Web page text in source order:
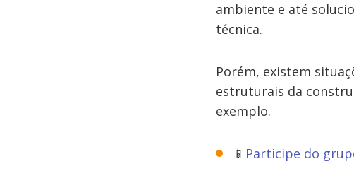
ambiente e até
técnica.
Porém, existem
estruturais da
exemplo.
📱 Participe do